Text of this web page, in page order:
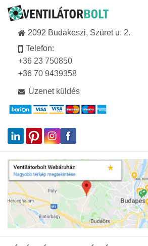
2092 Budakeszi, Szüret u. 2.
Telefon:
+36 23 750850
+36 70 9439358
Üzenet küldés